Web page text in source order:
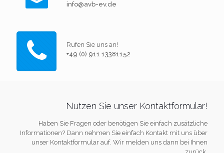
info@avb-ev.de
Rufen Sie uns an!
+49 (0) 911 13381152
Nutzen Sie unser Kontaktformular!
Haben Sie Fragen oder benötigen Sie einfach zusätzliche
Informationen? Dann nehmen Sie einfach Kontakt mit uns über
unser Kontaktformular auf. Wir melden uns dann bei Ihnen